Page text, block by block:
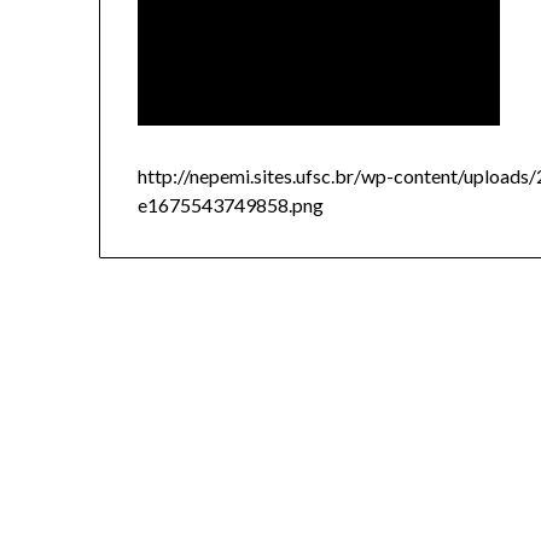
http://nepemi.sites.ufsc.br/wp-content/
e1675543749858.png